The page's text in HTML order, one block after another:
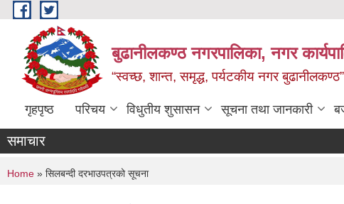
Skip to main content
बुढानीलकण्ठ नगरपालिका, नगर
“स्वच्छ, शान्त, समृद्ध, पर्यटकीय नगर बुढानीलकण्ठ”
गृहपृष्ठ परिचय विधुतीय शुसासन सूचना तथा जानकारी
समाचार
You are here
Home » सिलबन्दी दरभाउपत्रको सूचना